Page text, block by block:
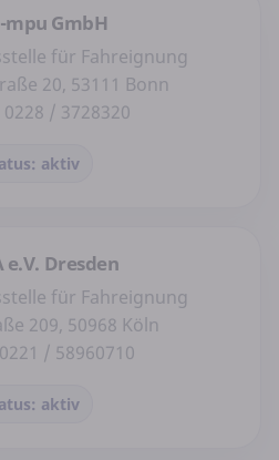
GmbH
für Fahreignung
20, 53111 Bonn
/ 3728320
aktiv
e.V. Dresden
für Fahreignung
209, 50968 Köln
/ 58960710
aktiv